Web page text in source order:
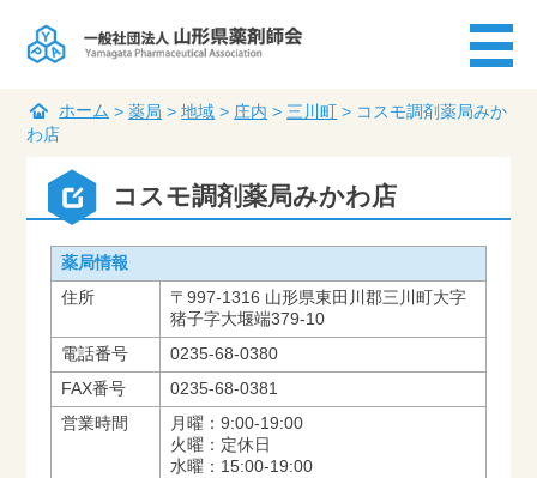
ホーム >薬局 >地域 > 庄内 > 三川町 > コスモ調剤薬局みか
わ店
コスモ調剤薬局みかわ店
薬局情報
住所
〒997-1316 山形県東田川郡三川町大字
猪子字大堰端379-10
電話番号
0235-68-0380
FAX番号
0235-68-0381
営業時間
月曜：9:00-19:00
火曜：定休日
水曜：15:00-19:00